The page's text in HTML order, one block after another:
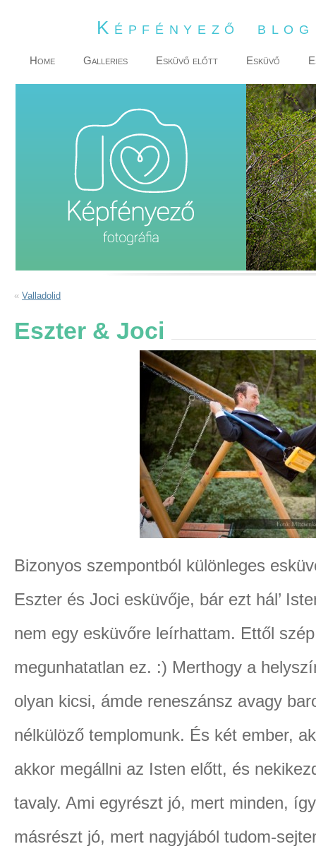
Képfényező
Home Galleries Esküvő előtt Esküvő
« Valladolid
Eszter & Joci
Bizonyos szempontból különleges
Eszter és Joci esküvője, bár ezt hál’
nem egy esküvőre leírhattam. Ettől
megunhatatlan ez. :) Merthogy a
olyan kicsi, ámde reneszánsz avagy
nélkülöző templomunk. És két ember,
akkor megállni az Isten előtt, és
tavaly. Ami egyrészt jó, mert minden,
másrészt jó, mert nagyjából tudom-